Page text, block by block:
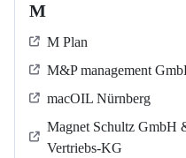
M
M Plan
M&P management
macOIL Nürnberg
Magnet Schultz GmbH
Vertriebs-KG